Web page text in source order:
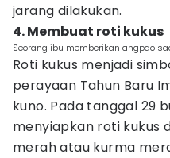
jarang dilakukan.
4. Membuat roti kukus
Seorang ibu memberikan angpao
Roti kukus menjadi
perayaan Tahun Baru
kuno. Pada tanggal 29
menyiapkan roti kukus
merah atau kurma